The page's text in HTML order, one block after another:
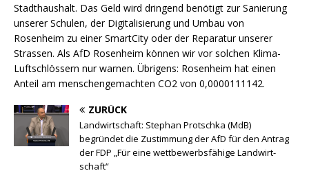
Stadthaushalt. Das Geld wird dringend benötigt zur Sanierung
unserer Schulen, der Digitalisierung und Umbau von
Rosenheim zu einer SmartCity oder der Reparatur unserer
Strassen. Als AfD Rosenheim können wir vor solchen Klima-
Luftschlössern nur warnen. Übrigens: Rosenheim hat einen
Anteil am menschengemachten CO2 von 0,0000111142.
ZURÜCK
Landwirtschaft: Stephan Protschka (MdB)
begründet die Zustimmung der AfD für den Antrag
der FDP „Für eine wett­be­werbs­fähige Land­wirt­
schaft“